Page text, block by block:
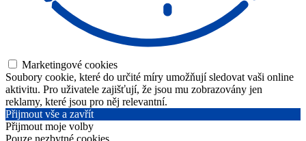
Marketingové cookies
Soubory cookie, které do určité míry umožňují sledovat vaši online
aktivitu. Pro uživatele zajišťují, že jsou mu zobrazovány jen
reklamy, které jsou pro něj relevantní.
Přijmout vše a zavřít
Přijmout moje volby